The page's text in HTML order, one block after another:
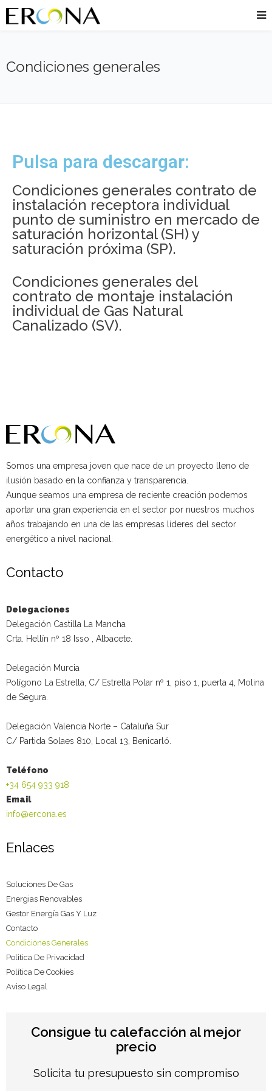
Condiciones generales
Pulsa para descargar:
Condiciones generales contrato de
instalación receptora individual
punto de suministro en mercado de
saturación horizontal (SH) y
saturación próxima (SP).
Condiciones generales del
contrato de montaje instalación
individual de Gas Natural
Canalizado (SV).
Somos una empresa joven que nace de un proyecto lleno de
ilusión basado en la confianza y transparencia.
Aunque seamos una empresa de reciente creación podemos
aportar una gran experiencia en el sector por nuestros muchos
años trabajando en una de las empresas líderes del sector
energético a nivel nacional.
Contacto
Delegaciones
Delegación Castilla La Mancha
Crta. Hellín nº 18 Isso , Albacete.
Delegación Murcia
Polígono La Estrella, C/ Estrella Polar nº 1, piso 1, puerta 4, Molina
de Segura.
Delegación Valencia Norte – Cataluña Sur
C/ Partida Solaes 810, Local 13, Benicarló.
Teléfono
+34 654 933 918
Email
info@ercona.es
Enlaces
Soluciones De Gas
Energias Renovables
Gestor Energía Gas Y Luz
Contacto
Condiciones Generales
Politica De Privacidad
Política De Cookies
Aviso Legal
Consigue tu calefacción al mejor
precio
Solicita tu presupuesto sin compromiso